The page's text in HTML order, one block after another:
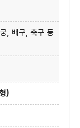
, 배구, 축구 등
)